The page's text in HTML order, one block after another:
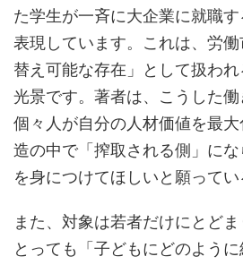
た学生が一斉に大企業に就職
表現しています。これは、労
替え可能な存在」として扱わ
光景です。著者は、こうした働
個々人が自分の人材価値を最
造の中で「搾取される側」に
を身につけてほしいと願ってい
また、対象は若者だけにとど
とっても「子どもにどのよう